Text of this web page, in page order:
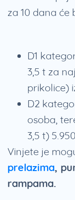
za 10 dana će
D1
3,5 t za
prikolice)
D2
osoba,
3,5 t)
Vinjete je
prelazima,
rampama.